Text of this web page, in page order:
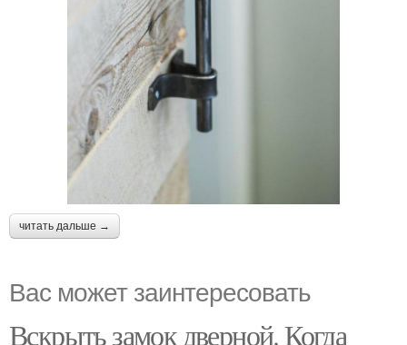
читать дальше →
Вас может заинтересовать
Вскрыть замок дверной. Когда